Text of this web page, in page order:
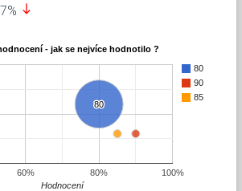
south
- jak se nejvíce hodnotilo ?
80
90
85
80
80
60% 80% 100%
Hodnocení